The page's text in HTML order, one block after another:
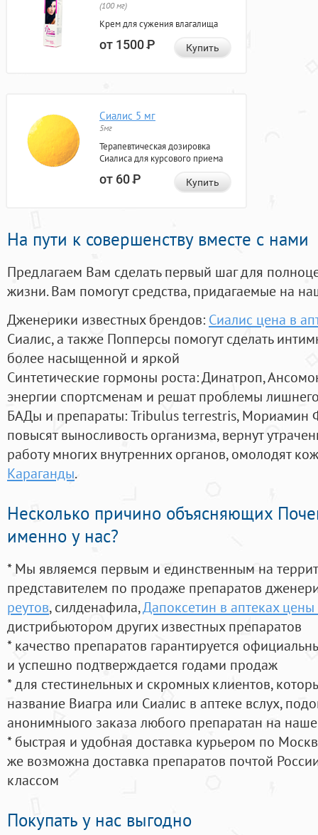
(100 мг)
Крем для сужения влагалища
от 1500Р Купить
Сиалис 5 мг
5мг
Терапевтическая дозировка
Сиалиса для курсового приема
от 60Р Купить
На пути к совершенству вместе с нами
Предлагаем Вам сделать первый шаг для
жизни. Вам помогут средства, придагаемые на
Дженерики известных брендов: Сиалис цена в
Сиалис, а также Попперсы помогут сделать
более насыщенной и яркой
Синтетические гормоны роста: Динатроп,
энергии спортсменам и решат проблемы
БАДы и препараты:Tribulus terrestris, Мориамин
повысят выносливость организма, вернут
работу многих внутренних органов, омолодят
Караганды.
Несколько причино объясняющих
именно у нас?
* Мы являемся первым и единственным на
представителем по продаже препаратов
реутов, силденафила,Дапоксетин в аптеках
дистрибьютором других известных препаратов
* качество препаратов гарантируется
и успешно подтверждается годами продаж
* для стестинельных и скромных клиентов,
название Виагра или Сиалис в аптеке вслух,
анонимныого заказа любого препаратан на
* быстрая и удобная доставка курьером по
же возможна доставка препаратов почтой
классом
Покупать у нас выгодно